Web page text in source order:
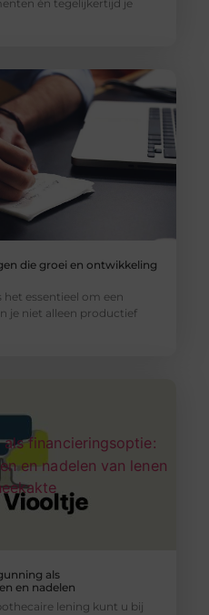
én tegelijkertijd je
die groei en ontwikkeling
essentieel om een
je niet alleen productief
als
en nadelen
lening kunt u bij